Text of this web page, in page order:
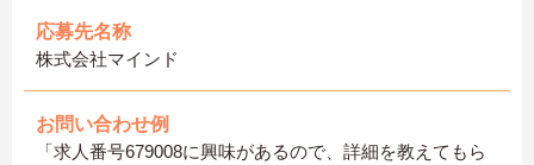
応募先名称
株式会社マインド
お問い合わせ例
「求人番号679008に興味があるので、詳細を教えてもら